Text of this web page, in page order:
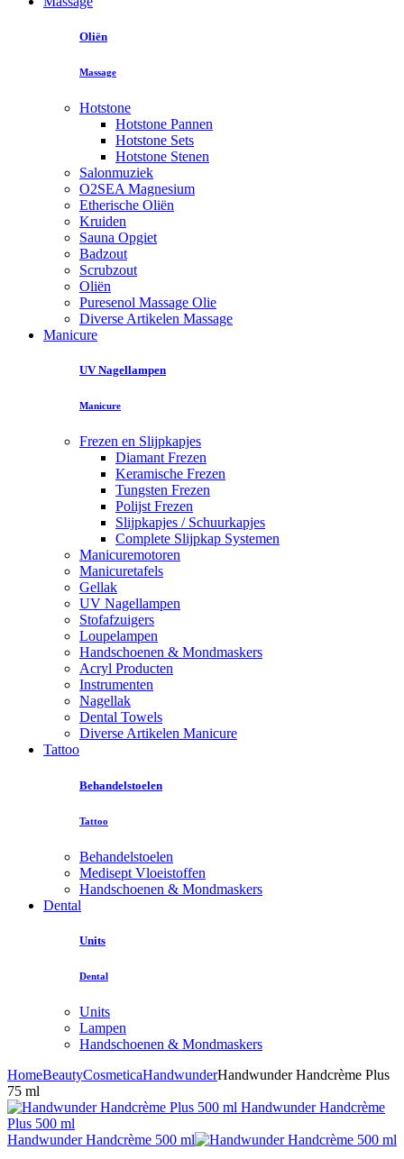
Oliën
Massage
Hotstone
Hotstone Pannen
Hotstone Sets
Hotstone Stenen
Salonmuziek
O2SEA Magnesium
Etherische Oliën
Kruiden
Sauna Opgiet
Badzout
Scrubzout
Oliën
Puresenol Massage Olie
Diverse Artikelen Massage
Manicure
UV Nagellampen
Manicure
Frezen en Slijpkapjes
Diamant Frezen
Keramische Frezen
Tungsten Frezen
Polijst Frezen
Slijpkapjes / Schuurkapjes
Complete Slijpkap Systemen
Manicuremotoren
Manicuretafels
Gellak
UV Nagellampen
Stofafzuigers
Loupelampen
Handschoenen & Mondmaskers
Acryl Producten
Instrumenten
Nagellak
Dental Towels
Diverse Artikelen Manicure
Tattoo
Behandelstoelen
Tattoo
Behandelstoelen
Medisept Vloeistoffen
Handschoenen & Mondmaskers
Dental
Units
Dental
Units
Lampen
Handschoenen & Mondmaskers
HomeBeautyCosmeticaHandwunderHandwunder Handcrème Plus
75 ml
Handwunder Handcrème
Plus 500 ml
Handwunder Handcrème 500 ml